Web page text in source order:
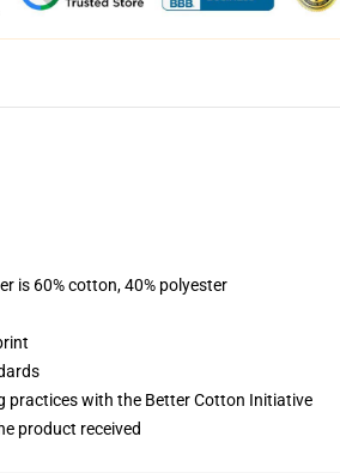
is 60% cotton, 40% polyester
with the Better Cotton Initiative
product received